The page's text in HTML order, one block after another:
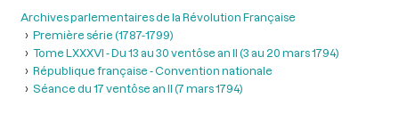
Archives parlementaires de la Révolution Française
Première série (1787-1799)
Tome LXXXVI - Du 13 au 30 ventôse an II (3 au 20 mars 1794)
République française - Convention nationale
Séance du 17 ventôse an II (7 mars 1794)